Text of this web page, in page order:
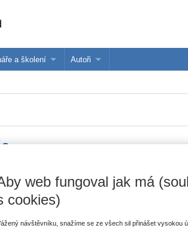
a školení Autoři
Wolters Kluwer
web fungoval jak má
cookies)
návštěvníku, snažíme se ze všech sil přinášet vysokou